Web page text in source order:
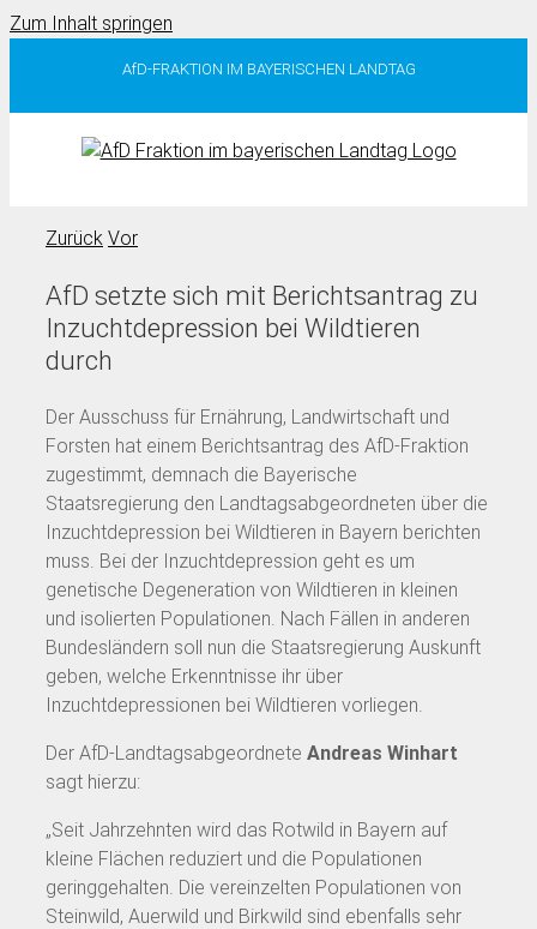
Zum Inhalt springen
AfD-FRAKTION IM BAYERISCHEN LANDTAG
Zurück Vor
AfD setzte sich mit Berichtsantrag zu
Inzuchtdepression bei Wildtieren
durch
Der Ausschuss für Ernährung, Landwirtschaft und
Forsten hat einem Berichtsantrag des AfD-Fraktion
zugestimmt, demnach die Bayerische
Staatsregierung den Landtagsabgeordneten über die
Inzuchtdepression bei Wildtieren in Bayern berichten
muss. Bei der Inzuchtdepression geht es um
genetische Degeneration von Wildtieren in kleinen
und isolierten Populationen. Nach Fällen in anderen
Bundesländern soll nun die Staatsregierung Auskunft
geben, welche Erkenntnisse ihr über
Inzuchtdepressionen bei Wildtieren vorliegen.
Der AfD-Landtagsabgeordnete Andreas Winhart
sagt hierzu:
„Seit Jahrzehnten wird das Rotwild in Bayern auf
kleine Flächen reduziert und die Populationen
geringgehalten. Die vereinzelten Populationen von
Steinwild, Auerwild und Birkwild sind ebenfalls sehr